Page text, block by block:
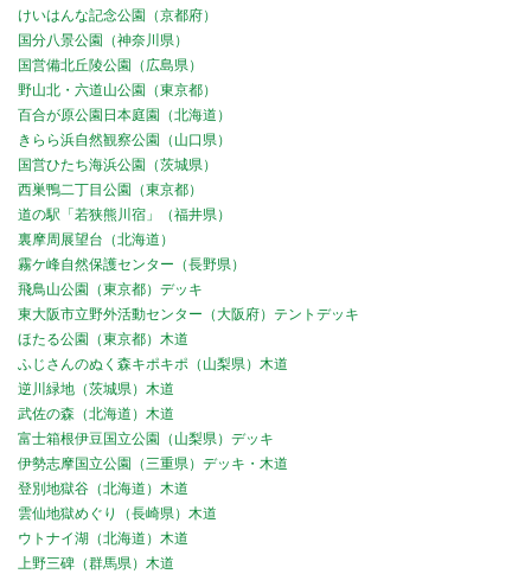
けいはんな記念公園（京都府）
国分八景公園（神奈川県）
国営備北丘陵公園（広島県）
野山北・六道山公園（東京都）
百合が原公園日本庭園（北海道）
きらら浜自然観察公園（山口県）
国営ひたち海浜公園（茨城県）
西巣鴨二丁目公園（東京都）
道の駅「若狭熊川宿」（福井県）
裏摩周展望台（北海道）
霧ケ峰自然保護センター（長野県）
飛鳥山公園（東京都）デッキ
東大阪市立野外活動センター（大阪府）テントデッキ
ほたる公園（東京都）木道
ふじさんのぬく森キポキポ（山梨県）木道
逆川緑地（茨城県）木道
武佐の森（北海道）木道
富士箱根伊豆国立公園（山梨県）デッキ
伊勢志摩国立公園（三重県）デッキ・木道
登別地獄谷（北海道）木道
雲仙地獄めぐり（長崎県）木道
ウトナイ湖（北海道）木道
上野三碑（群馬県）木道